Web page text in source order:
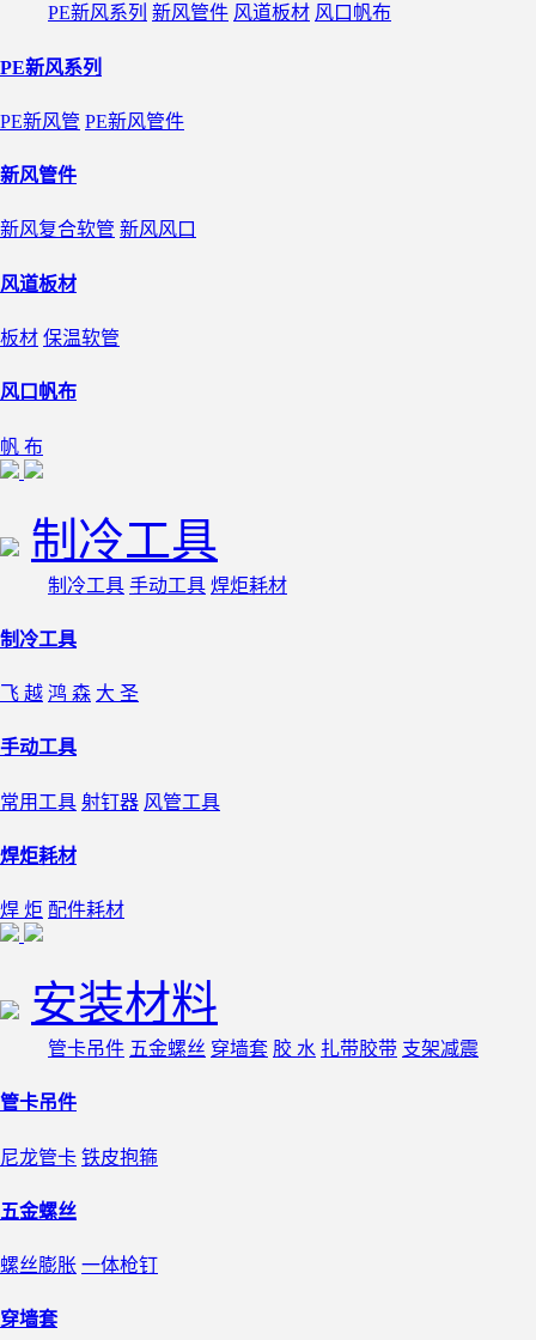
PE新风系列 新风管件 风道板材 风口帆布
PE新风系列
PE新风管 PE新风管件
新风管件
新风复合软管 新风风口
风道板材
板材 保温软管
风口帆布
帆 布
制冷工具
制冷工具 手动工具 焊炬耗材
制冷工具
飞 越 鸿 森 大 圣
手动工具
常用工具 射钉器 风管工具
焊炬耗材
焊 炬 配件耗材
安装材料
管卡吊件 五金螺丝 穿墙套 胶 水 扎带胶带 支架减震
管卡吊件
尼龙管卡 铁皮抱箍
五金螺丝
螺丝膨胀 一体枪钉
穿墙套